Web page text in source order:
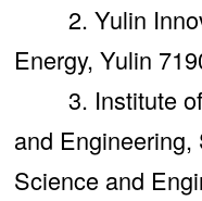
2. Yulin
Energy, Yulin
3. Institute of
and
Science and